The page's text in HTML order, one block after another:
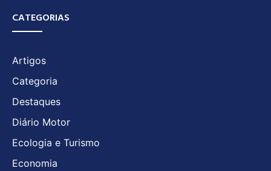
CATEGORIAS
Artigos
Categoria
Destaques
Diário Motor
Ecologia e Turismo
Economia